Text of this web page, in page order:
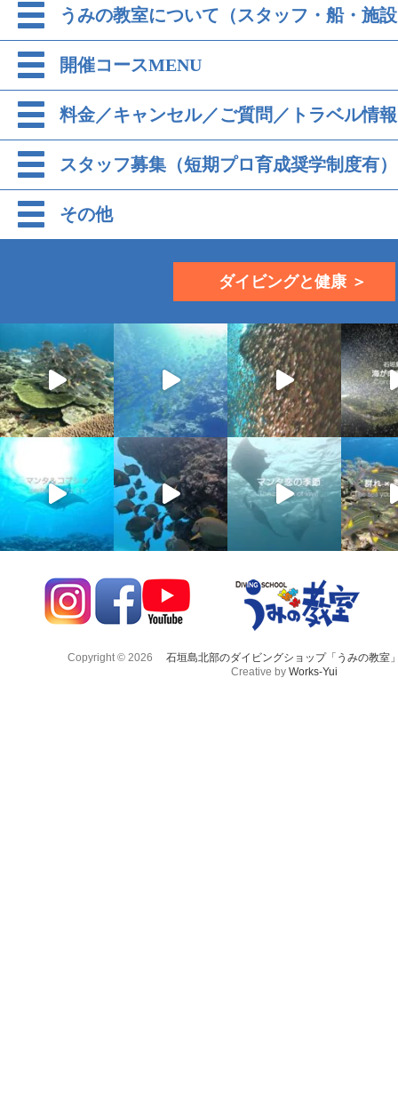
うみの教室について（スタッフ・船・施
開催コースMENU
料金／キャンセル／ご質問／トラベル情報
スタッフ募集（短期プロ育成奨学制度有）
その他
ダイビングと健康 ＞
Copyright © 2026
石垣島北部のダイビングショップ「うみの教室
Creative by Works-Yui